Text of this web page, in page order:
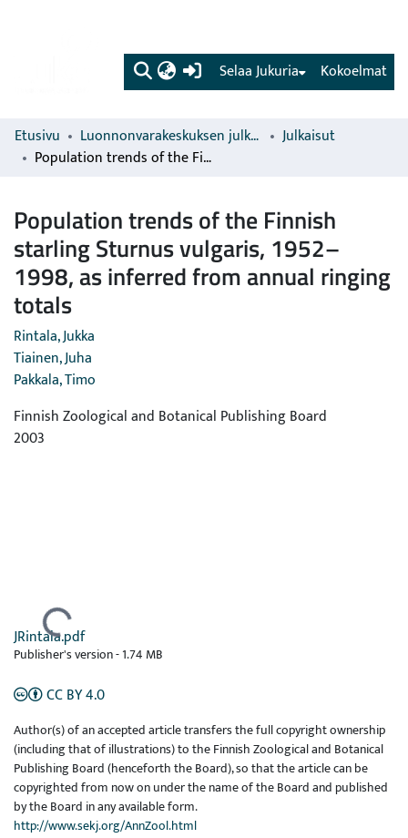
(current) Kokoelmat
Selaa Jukuria
Etusivu Luonnonvarakeskuksen julkaisut
Julkaisut
Population trends of the Finnish starling Sturnus vulgaris, 1952–1998, as inferred from annual ringing totals
Population trends of the Finnish
starling Sturnus vulgaris, 1952–
1998, as inferred from annual ringing
totals
Rintala, Jukka
Tiainen, Juha
Pakkala, Timo
Finnish Zoological and Botanical Publishing Board
2003
Ladataan...
JRintala.pdf
Publisher's version-1.74 MB
CC BY 4.0
Author(s) of an accepted article transfers the full copyright ownership
(including that of illustrations) to the Finnish Zoological and Botanical
Publishing Board (henceforth the Board), so that the article can be
copyrighted from now on under the name of the Board and published
by the Board in any available form.
http://www.sekj.org/AnnZool.html